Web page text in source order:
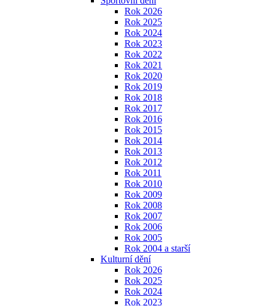
Rok 2026
Rok 2025
Rok 2024
Rok 2023
Rok 2022
Rok 2021
Rok 2020
Rok 2019
Rok 2018
Rok 2017
Rok 2016
Rok 2015
Rok 2014
Rok 2013
Rok 2012
Rok 2011
Rok 2010
Rok 2009
Rok 2008
Rok 2007
Rok 2006
Rok 2005
Rok 2004 a starší
Kulturní dění
Rok 2026
Rok 2025
Rok 2024
Rok 2023